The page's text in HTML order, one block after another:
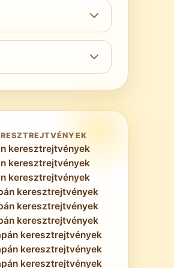
is versenyez. Az
pontossággal
rácsméretben élesíti
keresztrejtvények
keresztrejtvények
keresztrejtvények
keresztrejtvények
keresztrejtvények
keresztrejtvények
keresztrejtvények
keresztrejtvények
keresztrejtvények